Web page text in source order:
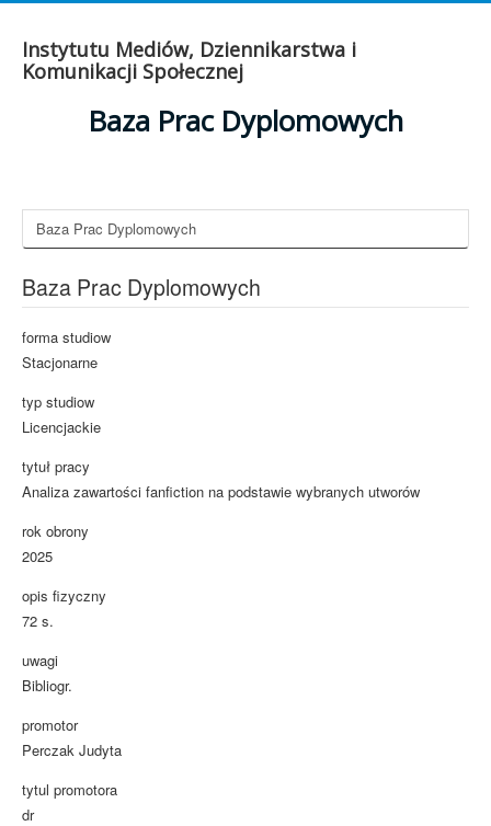
Instytutu Mediów, Dziennikarstwa i
Komunikacji Społecznej
Baza Prac Dyplomowych
Baza Prac Dyplomowych
Baza Prac Dyplomowych
forma studiow
Stacjonarne
typ studiow
Licencjackie
tytuł pracy
Analiza zawartości fanfiction na podstawie wybranych utworów
rok obrony
2025
opis fizyczny
72 s.
uwagi
Bibliogr.
promotor
Perczak Judyta
tytul promotora
dr